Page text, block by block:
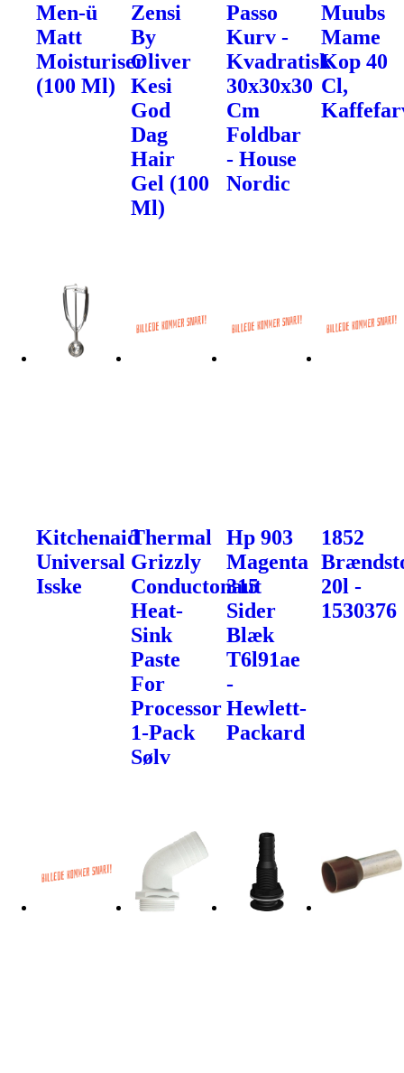
Men-ü
Matt
Moisturiser
(100 Ml)
Zensi
By
Oliver
Kesi
God
Dag
Hair
Gel (100
Ml)
Passo
Kurv -
Kvadratisk
30x30x30
Cm
Foldbar
- House
Nordic
Muubs
Mame
Kop 40
Cl,
Kitchenaid
Universal
Isske
Thermal
Grizzly
Conductonaut
Heat-
Sink
Paste
For
Processor
1-Pack
Sølv
Hp 903
Magenta
315
Sider
Blæk
T6l91ae
-
Hewlett-
Packard
1852
20l -
1530376